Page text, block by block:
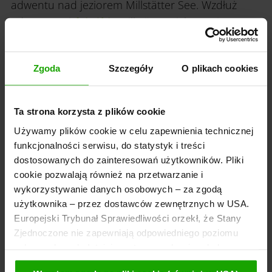
Zgoda Szczegóły O plikach cookies
Ta strona korzysta z plików cookie
Używamy plików cookie w celu zapewnienia technicznej
funkcjonalności serwisu, do statystyk i treści
dostosowanych do zainteresowań użytkowników. Pliki
cookie pozwalają również na przetwarzanie i
wykorzystywanie danych osobowych – za zgodą
użytkownika – przez dostawców zewnętrznych w USA.
Europejski Trybunał Sprawiedliwości orzekł, że Stany
Zjednoczone nie zapewniają odpowiedniego poziomu
amerykańskie mogą uzyskać dostęp do danych
adwentu nad jeziorem Millstätter See. Wzdłuż
adwentowejścieżki„Millstätter Lichtweg im
Austria góry: poznaj góry w Austrii,
aktywnosci/wakacje/wakacje-w-gory/austria-gory/
kontynuuje się pieszo. Czekają tu na ciebie
unikalneścieżki , znajdziesz wystawę o lokalnych
ptakach, czy piękny ogród,
Wakacje w górach z dziećmi - poznaj i
odwiedź Karyntię
aktywnosci/wakacje/wakacje-w-gory/wakacje-w-gorach-z-